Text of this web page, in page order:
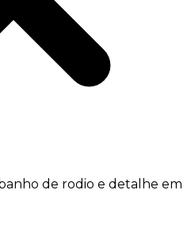
de rodio e detalhe em